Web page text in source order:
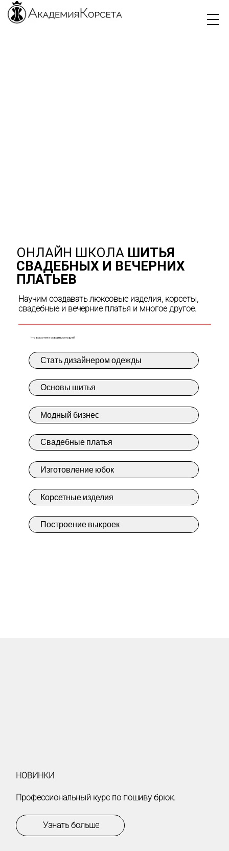
ОНЛАЙН ШКОЛА ШИТЬЯ
СВАДЕБНЫХ И ВЕЧЕРНИХ
ПЛАТЬЕВ
Научим создавать люксовые изделия, корсеты,
свадебные и вечерние платья и многое другое.
Что вы хотите освоить сегодня?
Стать дизайнером одежды
Основы шитья
Модный бизнес
Свадебные платья
Изготовление юбок
Корсетные изделия
Построение выкроек
НОВИНКИ
Профессиональный курс по пошиву брюк.
Узнать больше